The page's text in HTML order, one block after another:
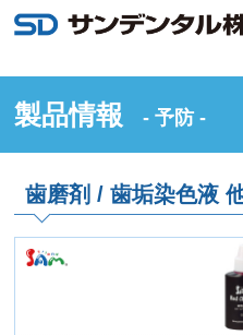
製品情報 - 予防 -
歯磨剤 / 歯垢染色液